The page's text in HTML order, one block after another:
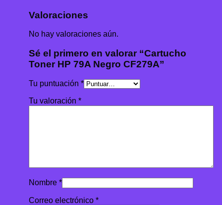
Valoraciones
No hay valoraciones aún.
Sé el primero en valorar “Cartucho
Toner HP 79A Negro CF279A”
Tu puntuación *
Tu valoración *
Nombre *
Correo electrónico *